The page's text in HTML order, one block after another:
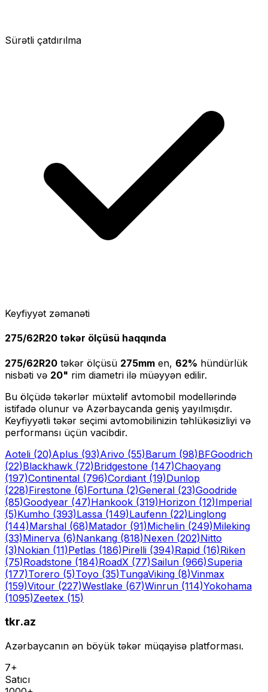
Sürətli çatdırılma
Keyfiyyət zəmanəti
275/62R20 təkər ölçüsü haqqında
275/62R20 təkər ölçüsü 275mm en, 62% hündürlük
nisbəti və 20" rim diametri ilə müəyyən edilir.
Bu ölçüdə təkərlər müxtəlif avtomobil modellərində
istifadə olunur və Azərbaycanda geniş yayılmışdır.
Keyfiyyətli təkər seçimi avtomobilinizin təhlükəsizliyi və
performansı üçün vacibdir.
Aoteli (20)Aplus (93)Arivo (55)Barum (98)BFGoodrich
(22)Blackhawk (72)Bridgestone (147)Chaoyang
(197)Continental (796)Cordiant (19)Dunlop
(228)Firestone (6)Fortuna (2)General (23)Goodride
(85)Goodyear (47)Hankook (319)Horizon (12)Imperial
(5)Kumho (393)Lassa (149)Laufenn (22)Linglong
(144)Marshal (68)Matador (91)Michelin (249)Mileking
(33)Minerva (6)Nankang (818)Nexen (202)Nitto
(3)Nokian (11)Petlas (186)Pirelli (394)Rapid (16)Riken
(75)Roadstone (184)RoadX (77)Sailun (966)Superia
(177)Torero (5)Toyo (35)TungaViking (8)Vinmax
(159)Vitour (227)Westlake (67)Winrun (114)Yokohama
(1095)Zeetex (15)
tkr.az
Azərbaycanın ən böyük təkər müqayisə platforması.
7+
Satıcı